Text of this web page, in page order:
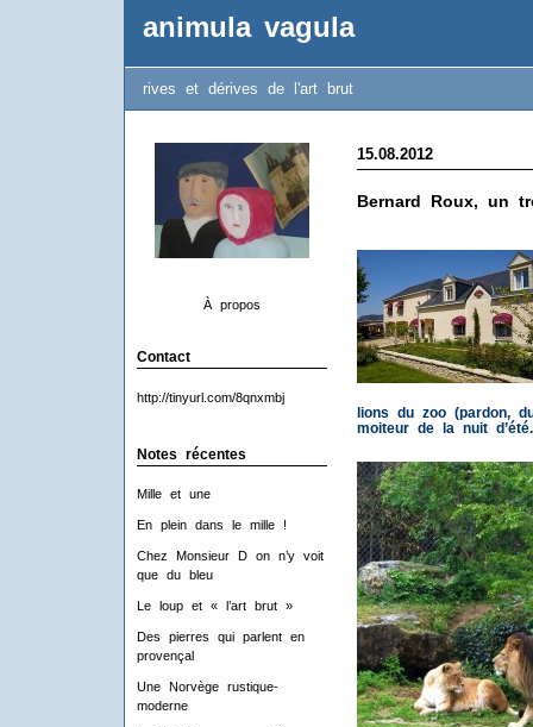
animula vagula
rives et dérives de l'art brut
À propos
Contact
http://tinyurl.com/8qnxmbj
Notes récentes
Mille et une
En plein dans le mille !
Chez Monsieur D on n’y voit
que du bleu
Le loup et « l’art brut »
Des pierres qui parlent en
provençal
Une Norvège rustique-
moderne
15.08.2012
Bernard Roux, un
lions du zoo (pardon,
moiteur de la nuit d’été.